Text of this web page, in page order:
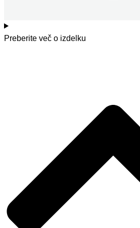
Preberite več o izdelku